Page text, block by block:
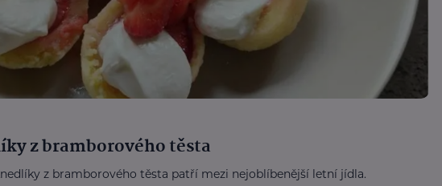
z bramborového těsta
z bramborového těsta patří mezi nejoblíbenější letní jídla.